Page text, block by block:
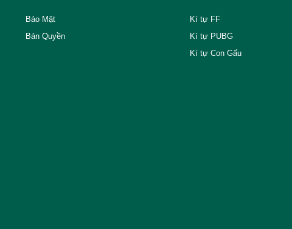
Bảo Mật
Bản Quyền
Kí tự FF
Kí tự PUBG
Kí tự Con Gấu